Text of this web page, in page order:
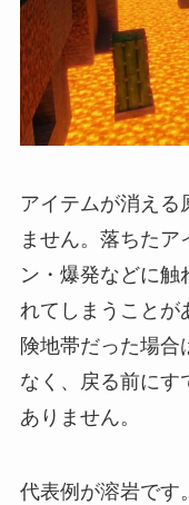
アイテムが消える
ません。落ちた
ン・爆発などに触
れてしまうことが
険地帯だった場合
なく、戻る前にす
ありません。
代表例が溶岩です